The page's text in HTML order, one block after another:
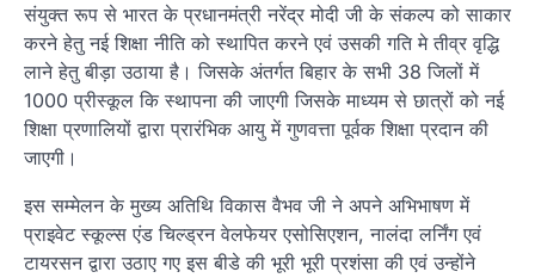
संयुक्त रूप से भारत के प्रधानमंत्री नरेंद्र मोदी जी के संकल्प को साकार
करने हेतु नई शिक्षा नीति को स्थापित करने एवं उसकी गति मे तीव्र वृद्धि
लाने हेतु बीड़ा उठाया है। जिसके अंतर्गत बिहार के सभी 38 जिलों में
1000 प्रीस्कूल कि स्थापना की जाएगी जिसके माध्यम से छात्रों को नई
शिक्षा प्रणालियों द्वारा प्रारंभिक आयु में गुणवत्ता पूर्वक शिक्षा प्रदान की
जाएगी।
इस सम्मेलन के मुख्य अतिथि विकास वैभव जी ने अपने अभिभाषण में
प्राइवेट स्कूल्स एंड चिल्ड्रन वेलफेयर एसोसिएशन, नालंदा लर्निंग एवं
टायरसन द्वारा उठाए गए इस बीडे की भूरी भूरी प्रशंसा की एवं उन्होंने